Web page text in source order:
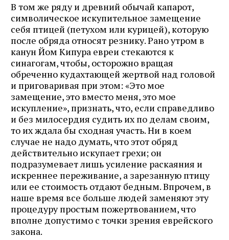
В том же ряду и древний обычай капарот,
символическое искупительное замещение
себя птицей (петухом или курицей), которую
после обряда относят резнику. Рано утром в
канун Йом Кипура евреи стекаются к
синагогам, чтобы, осторожно вращая
обреченно кудахтающей жертвой над головой
и приговаривая при этом: «Это мое
замещение, это вместо меня, это мое
искупление», признать, что, если справедливо
и без милосердия судить их по делам своим,
то их ждала бы сходная участь. Ни в коем
случае не надо думать, что этот обряд
действительно искупает грехи; он
подразумевает лишь усиление раскаяния и
искреннее переживание, а зарезанную птицу
или ее стоимость отдают бедным. Впрочем, в
наше время все больше людей заменяют эту
процедуру простым пожертвованием, что
вполне допустимо с точки зрения еврейского
закона.